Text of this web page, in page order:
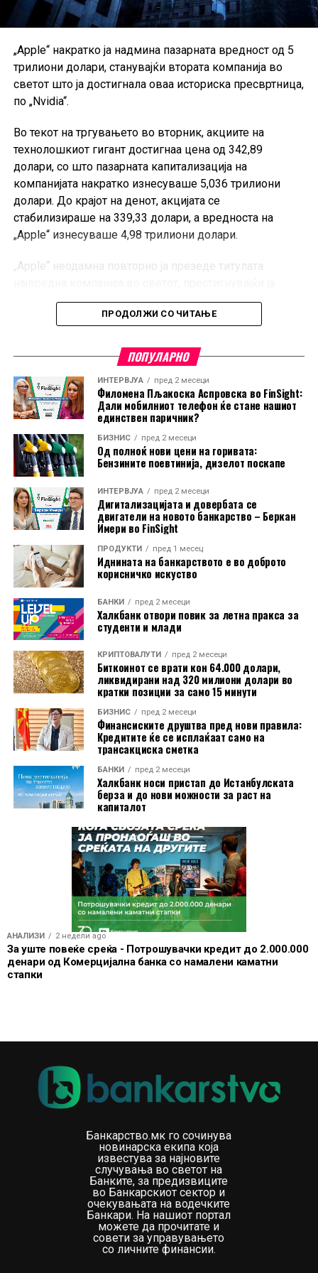
„Apple“ накратко ја надмина пазарната вредност од 5
трилиони долари, станувајќи втората компанија во
светот што ја достигнала оваа историска пресвртница,
по „Nvidia“.
Во текот на тргувањето во вторник, акциите на
технолошкиот гигант достигнаа цена од 342,89
долари, со што пазарната капитализација на
компанијата накратко изнесуваше 5,036 трилиони
долари. До крајот на денот, акцијата се
стабилизираше на 339,33 долари, а вредноста на
„Apple“ изнесуваше 4,98 трилиони долари.
„Apple“ неодамна повторно ја презеде титулата
„Nvidia“, чија пазарна капитализација моментално
изнесува околу 4,78 трилиони долари.
Растот на „Apple“ се должи на силната побарувачка за
нејзините производи, но и на стратегијата да избегне
масовни инвестиции во инфраструктура за вештачка
интелигенција. Наместо тоа, компанијата се потпира на
партнерства, како користењето на AI технологијата на
„Google“ за новите функции на Siri, што ѝ овозможува
да ги задржи високите профитни маржи и стабилниот
паричен тек.
Дополнителен поттик за акциите дадоа стабилните
цени на iPhone, новата програма за лизинг на уреди
во САД во соработка со „Klarna“, како и очекувањата
за силни финансиски резултати. Аналитичарите
прогнозираат дека „Apple“ ќе прикаже раст на
приходите од повеќе од 15% во третиот квартал, чии
резултати компанијата треба да ги објави по
затворањето на берзите во четврток.
Од почетокот на годината, акциите на „Apple“ пораснаа
за околу 25%, надминувајќи ги повеќето компании од
групата „Magnificent Seven“ и дополнително
зацврстувајќи ја позицијата на компанијата како еден
од највредните глобални технолошки гиганти.
ПРОДОЛЖИ СО ЧИТАЊЕ
ПОПУЛАРНО
ИНТЕРВЈУА пред 2 месеци
Филомена Пљакоска Аспровска во FinSight:
Дали мобилниот телефон ќе стане нашиот
единствен паричник?
БИЗНИС пред 2 месеци
Од полноќ нови цени на горивата:
Бензините поевтинија, дизелот поскапе
ИНТЕРВЈУА пред 2 месеци
Дигитализацијата и довербата се
двигатели на новото банкарство – Беркан
Имери во FinSight
ПРОДУКТИ пред 1 месец
Иднината на банкарството е во доброто
корисничко искуство
БАНКИ пред 2 месеци
Халкбанк отвори повик за летна пракса за
студенти и млади
КРИПТОВАЛУТИ пред 2 месеци
Биткоинот се врати кон 64.000 долари,
ликвидирани над 320 милиони долари во
кратки позиции за само 15 минути
БИЗНИС пред 2 месеци
Финансиските друштва пред нови правила:
Кредитите ќе се исплаќаат само на
трансакциска сметка
БАНКИ пред 2 месеци
Халкбанк носи пристап до Истанбулската
берза и до нови можности за раст на
капиталот
АНАЛИЗИ 2 недели ago
За уште повеќе среќа - Потрошувачки кредит до 2.000.000
денари од Комерцијална банка со намалени каматни
стапки
Банкарство.мк го сочинува
новинарска екипа која
известува за најновите
случувања во светот на
Банките, за предизвиците
во Банкарскиот сектор и
очекувањата на водечките
Банкари. На нашиот портал
можете да прочитате и
совети за управувањето
со личните финансии.